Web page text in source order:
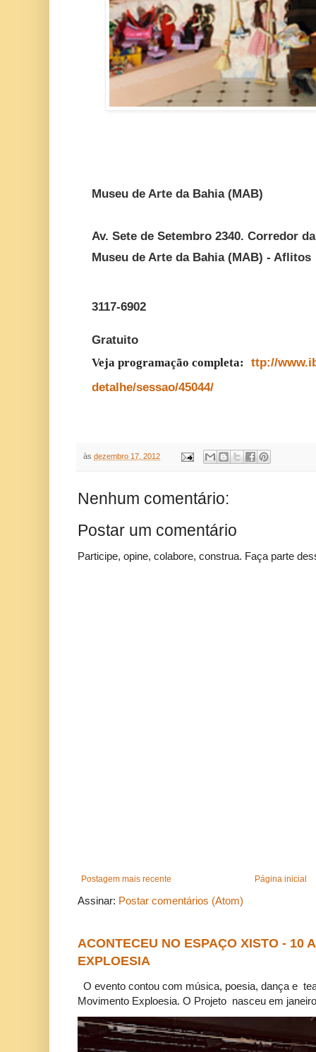
Museu de Arte da Bahia (MAB)
Av. Sete de Setembro 2340. Corredor
Museu de Arte da Bahia (MAB) - Aflitos
3117-6902
Gratuito
Veja programação completa:
ttp://
detalhe/sessao/45044/
às dezembro 17, 2012
Nenhum comentário:
Postar um comentário
Participe, opine, colabore, construa. Faça parte
Postagem mais recente Página inicial
Assinar: Postar comentários (Atom)
ACONTECEU NO ESPAÇO XISTO - 10
EXPLOESIA
O evento contou com música, poesia, dança e
Movimento Exploesia. O Projeto nasceu em